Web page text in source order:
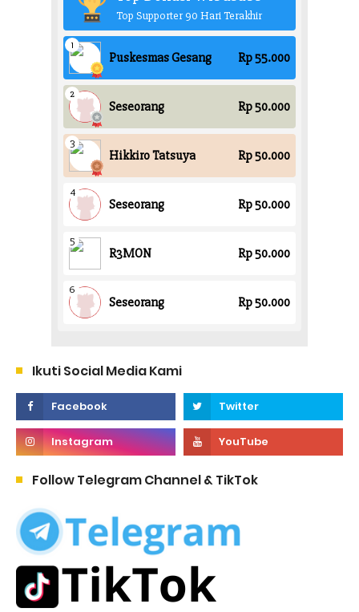
Ikuti Social Media Kami
Follow Telegram Channel & TikTok